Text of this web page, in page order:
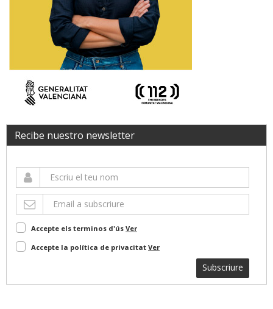
Recibe nuestro newsletter
Accepte els terminos d'ús Ver
Accepte la política de privacitat Ver
Subscriure